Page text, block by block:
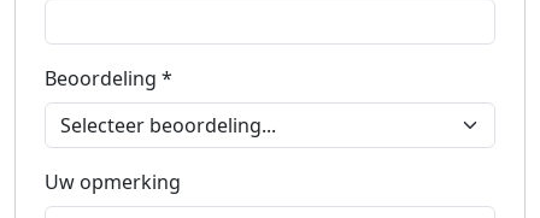
Beoordeling *
Uw opmerking